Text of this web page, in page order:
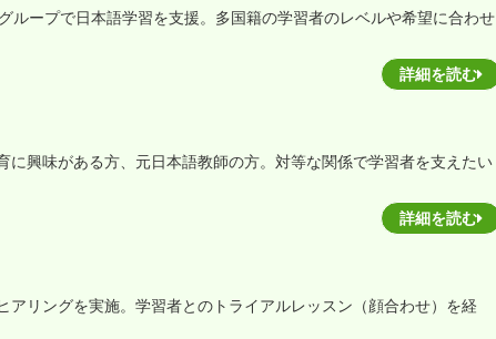
ループで日本語学習を支援。多国籍の学習者のレベルや希望に合わせ
詳細を読む
に興味がある方、元日本語教師の方。対等な関係で学習者を支えたい
詳細を読む
アリングを実施。学習者とのトライアルレッスン（顔合わせ）を経